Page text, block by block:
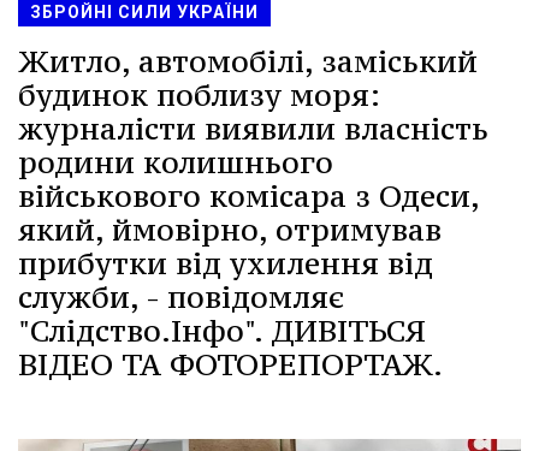
ЗБРОЙНІ СИЛИ УКРАЇНИ
Житло, автомобілі, заміський
будинок поблизу моря:
журналісти виявили власність
родини колишнього
військового комісара з Одеси,
який, ймовірно, отримував
прибутки від ухилення від
служби, - повідомляє
"Слідство.Інфо". ДИВІТЬСЯ
ВІДЕО ТА ФОТОРЕПОРТАЖ.